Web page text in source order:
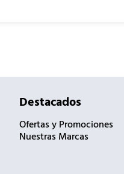
Destacados
Ofertas y Promociones
Nuestras Marcas